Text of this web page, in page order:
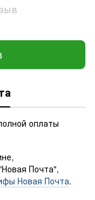
оплаты
Почта",
Новая Почта.